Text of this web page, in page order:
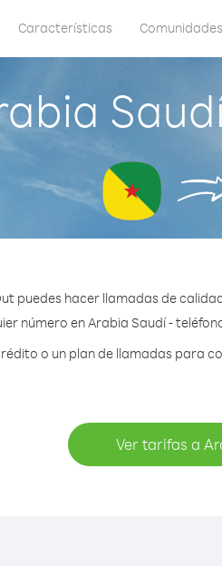
Características Comunidades
puedes hacer llamadas de
número en Arabia Saudí -
o un plan de llamadas para
Ver tarifas a